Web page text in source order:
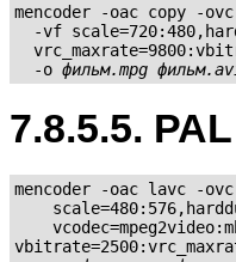
mencoder -oac copy -
-vf
  -o
фильм.mpg
7.8.5.5.
mencoder -oac lavc -